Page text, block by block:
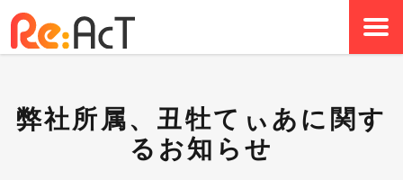
弊社所属、丑牡てぃあに関す
るお知らせ